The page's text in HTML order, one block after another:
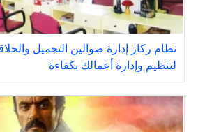
نظام ركاز إدارة صوالين التجميل
لتنظيم وإدارة أعمالك بكفاءة